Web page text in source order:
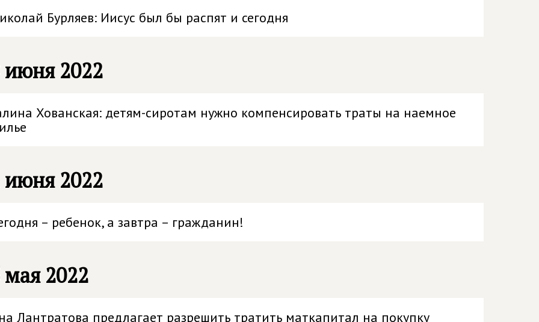
Бурляев: Иисус был бы распят и сегодня
июня 2022
Хованская: детям-сиротам нужно компенсировать траты на наемное
июня 2022
– ребенок, а завтра – гражданин!
мая 2022
Лантратова предлагает разрешить тратить маткапитал на покупку